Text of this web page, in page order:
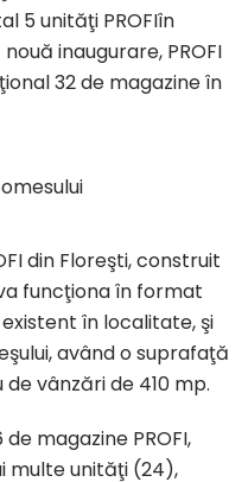
5 unităţi PROFIîn
inaugurare, PROFI
32 de magazine în
din Floreşti, construit
funcţiona în format
în localitate, şi
având o suprafaţă
vânzări de 410 mp.
magazine PROFI,
multe unităţi (24),